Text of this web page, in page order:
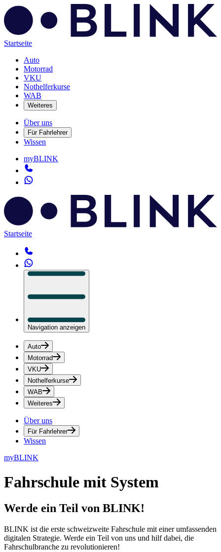
Startseite
Auto
Motorrad
VKU
Nothelferkurse
WAB
Weiteres
Über uns
Für Fahrlehrer
Wissen
myBLINK
Startseite
Navigation anzeigen
Auto
Motorrad
VKU
Nothelferkurse
WAB
Weiteres
Über uns
Für Fahrlehrer
Wissen
myBLINK
Fahrschule mit System
Werde ein Teil von BLINK!
BLINK ist die erste schweizweite Fahrschule mit einer umfassenden
digitalen Strategie. Werde ein Teil von uns und hilf dabei, die
Fahrschulbranche zu revolutionieren!